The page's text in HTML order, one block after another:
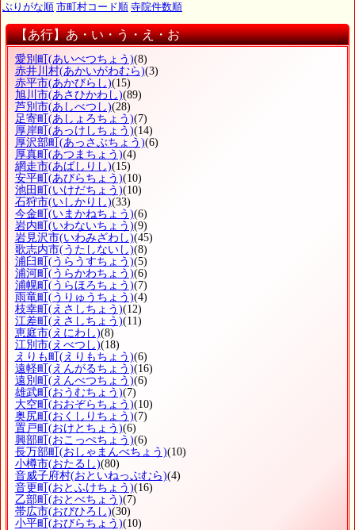
ぶりがな順 市町村コード順 寺院件数順
【あ行】あ・い・う・え・お
愛別町 (あいべつちょう)(8)
赤井川村(あかいがわむら)(3)
赤平市(あかびらし)(15)
旭川市(あさひかわし)(89)
芦別市(あしべつし)(28)
足寄町 (あしょろちょう)(7)
厚岸町 (あっけしちょう)(14)
厚沢部町 (あっさぶちょう)(6)
厚真町 (あつまちょう)(4)
網走市(あばしりし)(15)
安平町 (あびらちょう)(10)
池田町 (いけだちょう)(10)
石狩市(いしかりし)(33)
今金町 (いまかねちょう)(6)
岩内町 (いわないちょう)(9)
岩見沢市(いわみざわし)(45)
歌志内市(うたしないし)(8)
浦臼町 (うらうすちょう)(5)
浦河町 (うらかわちょう)(6)
浦幌町 (うらほろちょう)(7)
雨竜町 (うりゅうちょう)(4)
枝幸町 (えさしちょう)(12)
江差町 (えさしちょう)(11)
恵庭市(えにわし)(8)
江別市(えべつし)(18)
えりも町 (えりもちょう)(6)
遠軽町 (えんがるちょう)(16)
遠別町 (えんべつちょう)(6)
雄武町 (おうむちょう)(7)
大空町 (おおぞらちょう)(10)
奥尻町 (おくしりちょう)(7)
置戸町 (おけとちょう)(6)
興部町 (おこっぺちょう)(6)
長万部町 (おしゃまんべちょう)(10)
小樽市(おたるし)(80)
音威子府村(おといねっぷむら)(4)
音更町 (おとふけちょう)(16)
乙部町 (おとべちょう)(7)
帯広市(おびひろし)(30)
小平町 (おびらちょう)(10)